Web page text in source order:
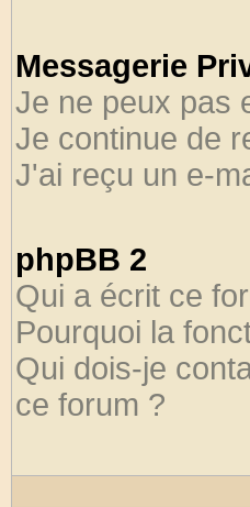
Messagerie
Je ne peux pas
Je continue de
J'ai reçu un e-
phpBB 2
Qui a écrit ce
Pourquoi la
Qui dois-je
ce forum ?